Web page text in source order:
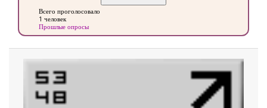
Всего проголосовало
1 человек
Прошлые опросы